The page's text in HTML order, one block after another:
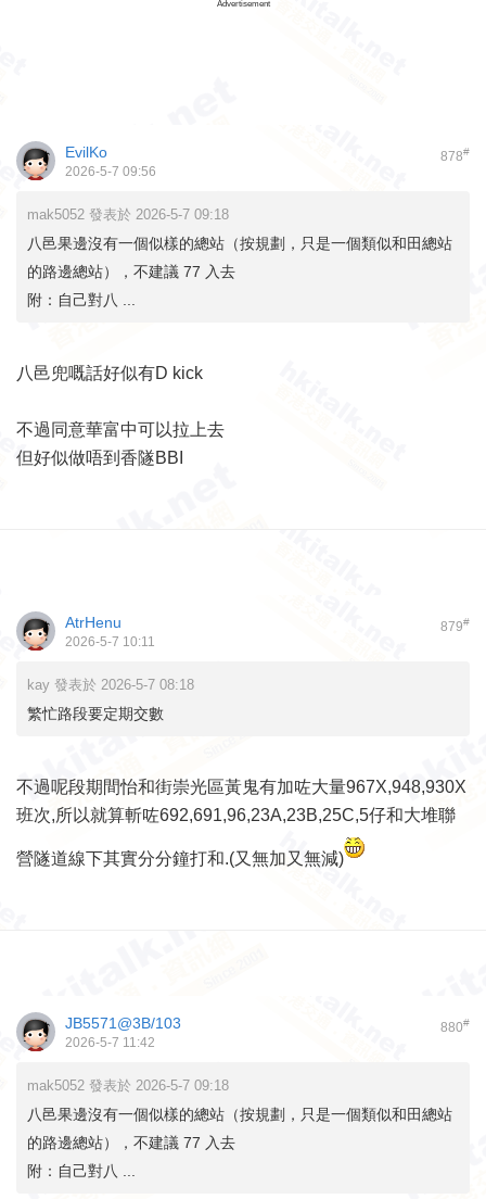
Advertisement
878#
EvilKo
2026-5-7 09:56
mak5052 發表於 2026-5-7 09:18
八邑果邊沒有一個似樣的總站（按規劃，只是一個類似和田總站
的路邊總站），不建議 77 入去
附：自己對八 ...
八邑兜嘅話好似有D kick
不過同意華富中可以拉上去
但好似做唔到香隧BBI
879#
AtrHenu
2026-5-7 10:11
kay 發表於 2026-5-7 08:18
繁忙路段要定期交數
不過呢段期間怡和街崇光區黃鬼有加咗大量967X,948,930X
班次,所以就算斬咗692,691,96,23A,23B,25C,5仔和大堆聯
營隧道線下其實分分鐘打和.(又無加又無減)
880#
JB5571@3B/103
2026-5-7 11:42
mak5052 發表於 2026-5-7 09:18
八邑果邊沒有一個似樣的總站（按規劃，只是一個類似和田總站
的路邊總站），不建議 77 入去
附：自己對八 ...